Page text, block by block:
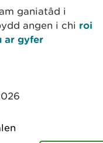
ganiatâd i
angen i chi roi
ar gyfer